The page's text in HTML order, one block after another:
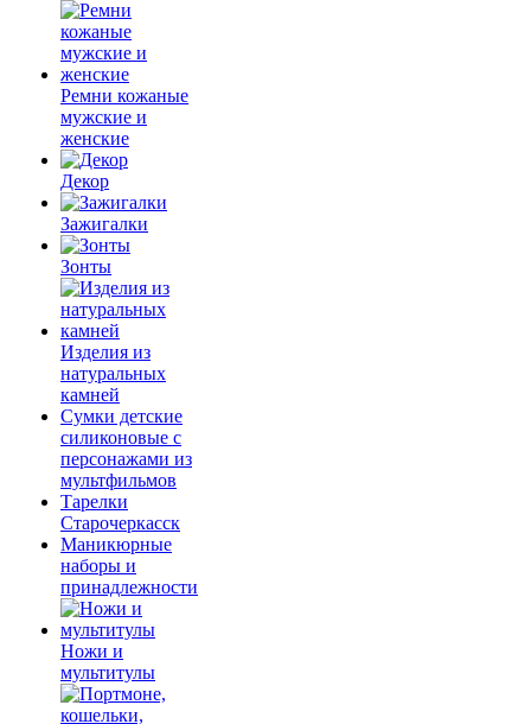
Ремни кожаные
мужские и
женские
Декор
Зажигалки
Зонты
Изделия из
натуральных
камней
Сумки детские
силиконовые с
персонажами из
мультфильмов
Тарелки
Старочеркасск
Маникюрные
наборы и
принадлежности
Ножи и
мультитулы